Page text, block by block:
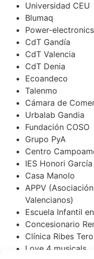
Universidad CEU
Blumaq
Power-electronics
CdT Gandía
CdT Valencia
CdT Denia
Ecoandeco
Talenmo
Cámara de
Urbalab Gandia
Fundación COSO
Grupo PyA
Centro
IES Honori García
Casa Manolo
APPV
Valencianos)
Escuela Infantil
Concesionario
Clínica Ribes
Love 4 musicals